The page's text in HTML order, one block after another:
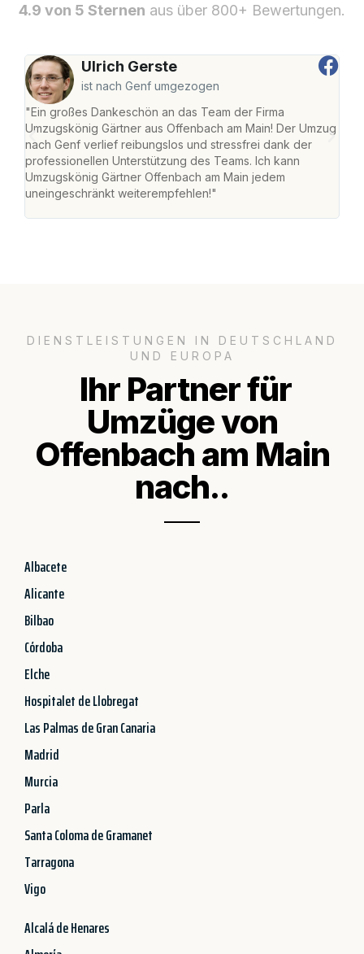
4.9 von 5 Sternen aus über 800+ Bewertungen.
Ulrich Gerste
ist nach Genf umgezogen
"Ein großes Dankeschön an das Team der Firma
Umzugskönig Gärtner aus Offenbach am Main! Der Umzug
nach Genf verlief reibungslos und stressfrei dank der
professionellen Unterstützung des Teams. Ich kann
Umzugskönig Gärtner Offenbach am Main jedem
uneingeschränkt weiterempfehlen!"
DIENSTLEISTUNGEN IN DEUTSCHLAND
UND EUROPA
Ihr Partner für
Umzüge von
Offenbach am Main
nach..
Albacete
Alicante
Bilbao
Córdoba
Elche
Hospitalet de Llobregat
Las Palmas de Gran Canaria
Madrid
Murcia
Parla
Santa Coloma de Gramanet
Tarragona
Vigo
Alcalá de Henares